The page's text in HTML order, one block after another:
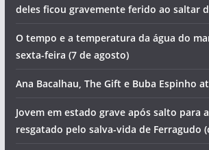
deles ficou gravemente ferido ao saltar
O tempo e a temperatura da água do
sexta-feira (7 de agosto)
Ana Bacalhau, The Gift e Buba Espinho
Jovem em estado grave após salto para
resgatado pelo salva-vida de Ferragudo